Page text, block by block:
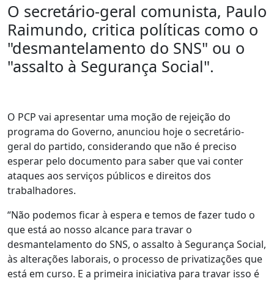
O secretário-geral comunista, Paulo
Raimundo, critica políticas como o
"desmantelamento do SNS" ou o
"assalto à Segurança Social".
O PCP vai apresentar uma moção de rejeição do
programa do Governo, anunciou hoje o secretário-
geral do partido, considerando que não é preciso
esperar pelo documento para saber que vai conter
ataques aos serviços públicos e direitos dos
trabalhadores.
“Não podemos ficar à espera e temos de fazer tudo o
que está ao nosso alcance para travar o
desmantelamento do SNS, o assalto à Segurança Social,
às alterações laborais, o processo de privatizações que
está em curso. E a primeira iniciativa para travar isso é